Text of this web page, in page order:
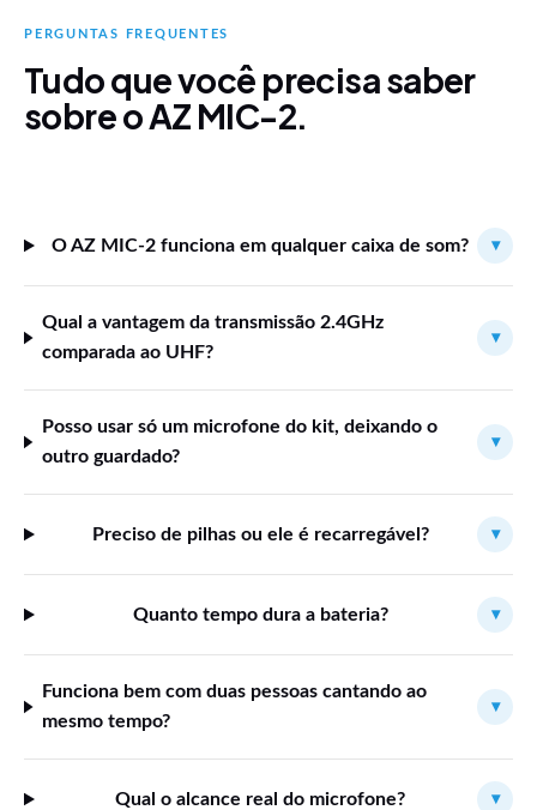
PERGUNTAS FREQUENTES
Tudo que você precisa saber
sobre o AZ MIC-2.
O AZ MIC-2 funciona em qualquer caixa de som? ▾
Qual a vantagem da transmissão 2.4GHz
comparada ao UHF?
▾
Posso usar só um microfone do kit, deixando o
outro guardado?
▾
Preciso de pilhas ou ele é recarregável? ▾
Quanto tempo dura a bateria? ▾
Funciona bem com duas pessoas cantando ao
mesmo tempo?
▾
Qual o alcance real do microfone? ▾